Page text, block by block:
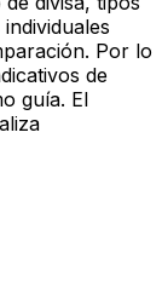
Por lo
de
guía. El